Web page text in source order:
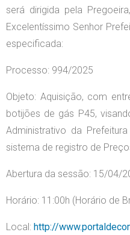
será dirigida pela
Excelentíssimo Senhor
especificada:
Processo: 994/2025
Objeto: Aquisição, com
botijões de gás P45,
Administrativo da
sistema de registro de
Abertura da sessão: 15/04/
Horário: 11:00h (Horário de
Local: http://